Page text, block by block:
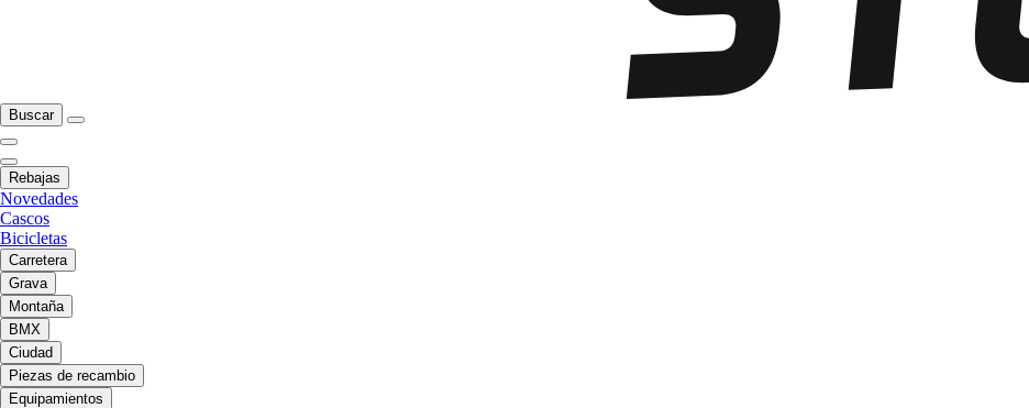
Buscar
Rebajas
Novedades
Cascos
Bicicletas
Carretera
Grava
Montaña
BMX
Ciudad
Piezas de recambio
Equipamientos